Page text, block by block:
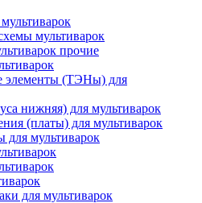
мультиварок
прочие
элементы (ТЭНы) для
нижняя) для мультиварок
(платы) для мультиварок
для мультиварок
для мультиварок